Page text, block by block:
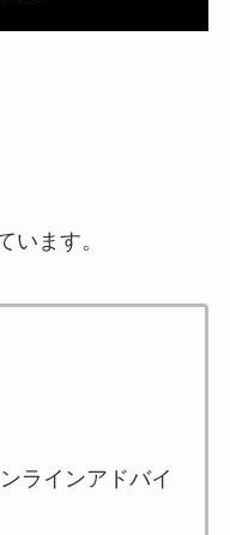
います。
ラインアドバイ